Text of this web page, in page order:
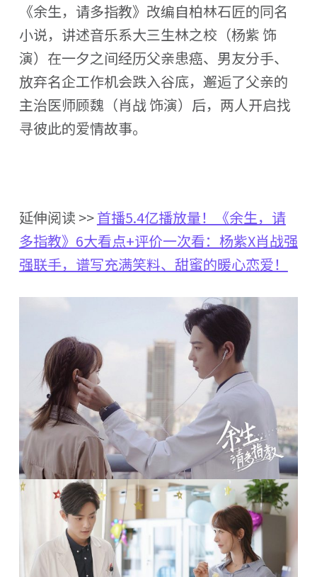
《余生，请多指教》改编自柏林石匠的同名
小说，讲述音乐系大三生林之校（杨紫 饰
演）在一夕之间经历父亲患癌、男友分手、
放弃名企工作机会跌入谷底，邂逅了父亲的
主治医师顾魏（肖战 饰演）后，两人开启找
寻彼此的爱情故事。
延伸阅读 >>首播5.4亿播放量！《余生，请
多指教》6大看点+评价一次看：杨紫X肖战强
强联手，谱写充满笑料、甜蜜的暖心恋爱！